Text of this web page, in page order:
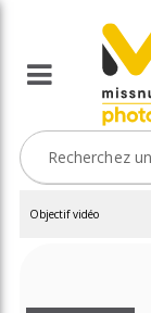
Objectif vidéo